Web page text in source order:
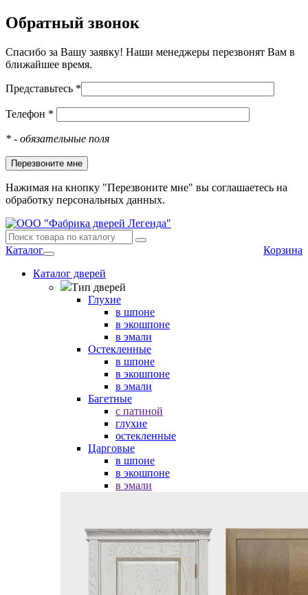
Обратный звонок
Спасибо за Вашу заявку! Наши менеджеры перезвонят Вам в
ближайшее время.
Представьтесь *
Телефон *
* - обязательные поля
Нажимая на кнопку "Перезвоните мне" вы соглашаетесь на
обработку персональных данных.
Каталог
Корзина
Каталог дверей
Тип дверей
Глухие
в шпоне
в экошпоне
в эмали
Остекленные
в шпоне
в экошпоне
в эмали
Багетные
с патиной
глухие
остекленные
Царговые
в шпоне
в экошпоне
в эмали